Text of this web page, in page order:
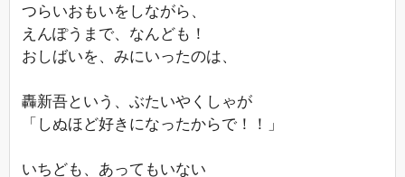
つらいおもいをしながら、
えんぽうまで、なんども！
おしばいを、みにいったのは、
轟新吾という、ぶたいやくしゃが
「しぬほど好きになったからで！！」
いちども、あってもいない